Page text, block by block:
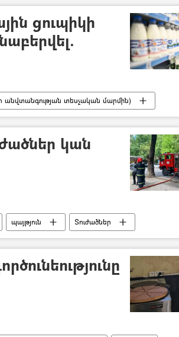
ցուպիկի
անվտանգության տեսչական մարմին)
կան
պայթյուն Տուժածներ